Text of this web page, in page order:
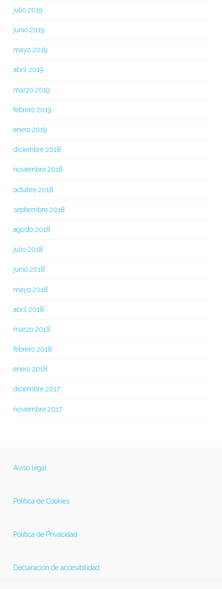
julio 2019
junio 2019
mayo 2019
abril 2019
marzo 2019
febrero 2019
enero 2019
diciembre 2018
noviembre 2018
octubre 2018
septiembre 2018
agosto 2018
julio 2018
junio 2018
mayo 2018
abril 2018
marzo 2018
febrero 2018
enero 2018
diciembre 2017
noviembre 2017
Aviso legal
Política de Cookies
Política de Privacidad
Declaración de accesibilidad